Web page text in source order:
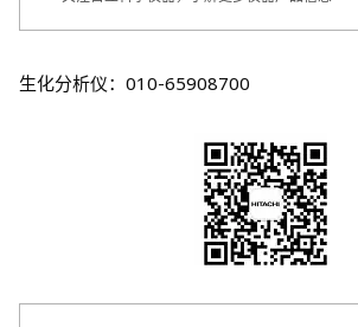
生化分析仪：010-65908700